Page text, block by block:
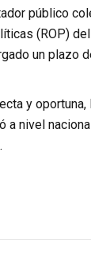
público
(ROP)
un plazo
y oportuna,
nivel